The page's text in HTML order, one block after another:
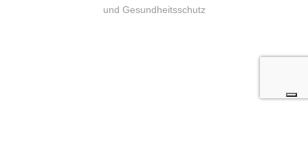
und Gesundheitsschutz